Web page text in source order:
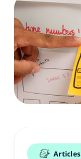
Articles